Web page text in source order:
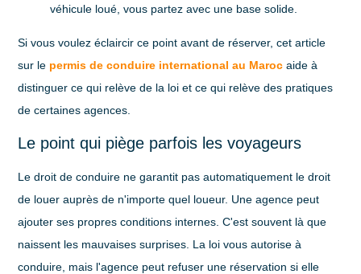
véhicule loué, vous partez avec une base solide.
Si vous voulez éclaircir ce point avant de réserver, cet article
sur le permis de conduire international au Maroc aide à
distinguer ce qui relève de la loi et ce qui relève des pratiques
de certaines agences.
Le point qui piège parfois les voyageurs
Le droit de conduire ne garantit pas automatiquement le droit
de louer auprès de n'importe quel loueur. Une agence peut
ajouter ses propres conditions internes. C'est souvent là que
naissent les mauvaises surprises. La loi vous autorise à
conduire, mais l'agence peut refuser une réservation si elle